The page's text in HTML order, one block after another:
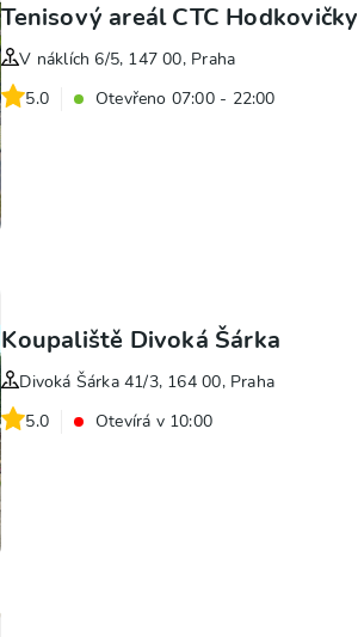
Tenisový areál CTC Hodkovičky
V náklích 6/5, 147 00, Praha
5.0
Otevřeno 07:00 - 22:00
Koupaliště Divoká Šárka
Divoká Šárka 41/3, 164 00, Praha
5.0
Otevírá v 10:00